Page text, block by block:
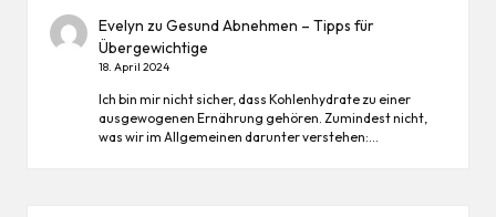
Evelyn zuGesund Abnehmen – Tipps für
Übergewichtige
18. April 2024
Ich bin mir nicht sicher, dass Kohlenhydrate zu einer
ausgewogenen Ernährung gehören. Zumindest nicht,
was wir im Allgemeinen darunter verstehen:…